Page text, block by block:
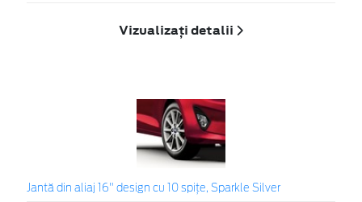
Vizualizați detalii
Jantă din aliaj 16" design cu 10 spițe, Sparkle Silver